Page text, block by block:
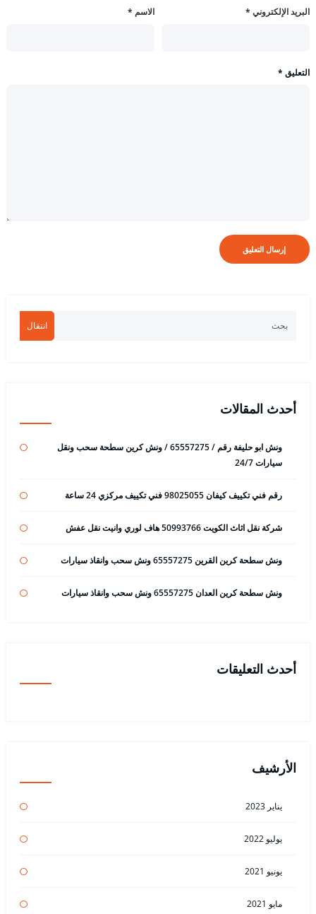
الاسم * البريد الإلكتروني *
التعليق *
انتقال
أحدث المقالات
ونش ابو حليفة رقم / 65557275 / ونش كرين سطحة سحب ونقل
سيارات 24/7
رقم فني تكييف كيفان 98025055 فني تكييف مركزي 24 ساعة
شركة نقل اثاث الكويت 50993766 هاف لوري وانيت نقل عفش
ونش سطحة كرين القرين 65557275 ونش سحب وانقاذ سيارات
ونش سطحة كرين العدان 65557275 ونش سحب وانقاذ سيارات
أحدث التعليقات
الأرشيف
يناير 2023
يوليو 2022
يونيو 2021
مايو 2021